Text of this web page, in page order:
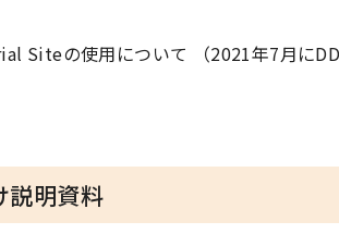
Siteの使用について （2021年7月に
説明資料